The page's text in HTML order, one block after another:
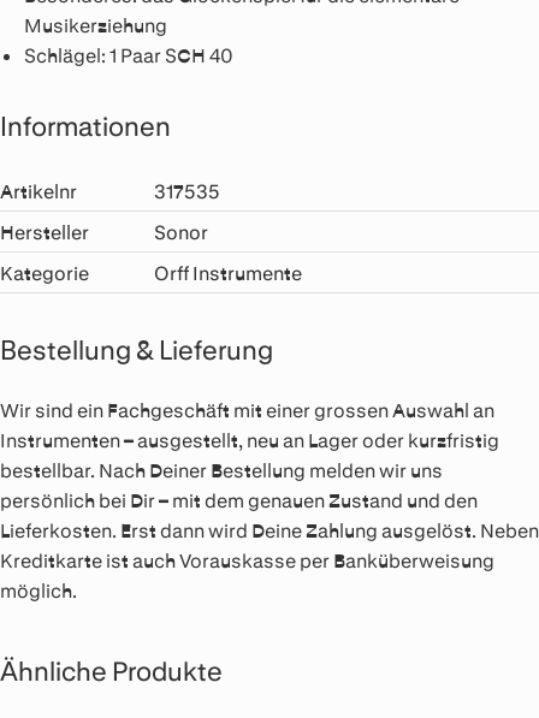
Musikerziehung
Schlägel: 1 Paar SCH 40
Informationen
Artikelnr
317535
Hersteller
Sonor
Kategorie
Orff Instrumente
Bestellung & Lieferung
Wir sind ein Fachgeschäft mit einer grossen Auswahl an
Instrumenten – ausgestellt, neu an Lager oder kurzfristig
bestellbar. Nach Deiner Bestellung melden wir uns
persönlich bei Dir – mit dem genauen Zustand und den
Lieferkosten. Erst dann wird Deine Zahlung ausgelöst. Neben
Kreditkarte ist auch Vorauskasse per Banküberweisung
möglich.
Ähnliche Produkte